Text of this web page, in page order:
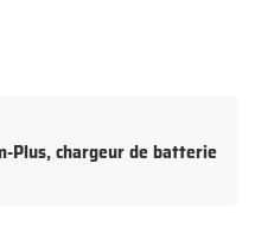
Plus, chargeur de batterie